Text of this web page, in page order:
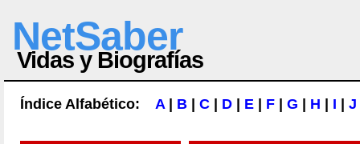
NetSaber
Vidas y Biografías
Índice Alfabético: A| B C D E F G H I J